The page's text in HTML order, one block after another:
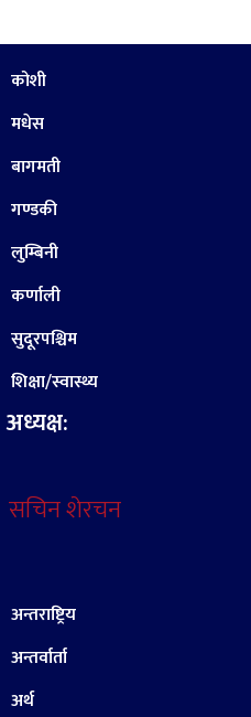
कोशी
मधेस
बागमती
गण्डकी
लुम्बिनी
कर्णाली
सुदूरपश्चिम
शिक्षा/स्वास्थ्य
अध्यक्ष:
सचिन शेरचन
अन्तराष्ट्रिय
अन्तर्वार्ता
अर्थ